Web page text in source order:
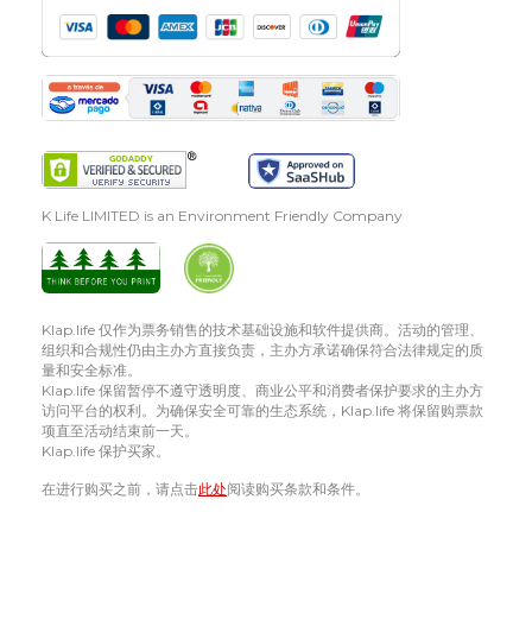
K Life LIMITED is an Environment Friendly Company
Klap.life 仅作为票务销售的技术基础设施和软件提供商。活动的管理、
组织和合规性仍由主办方直接负责，主办方承诺确保符合法律规定的质
量和安全标准。
Klap.life 保留暂停不遵守透明度、商业公平和消费者保护要求的主办方
访问平台的权利。为确保安全可靠的生态系统，Klap.life 将保留购票款
项直至活动结束前一天。
Klap.life 保护买家。
在进行购买之前，请点击此处阅读购买条款和条件。